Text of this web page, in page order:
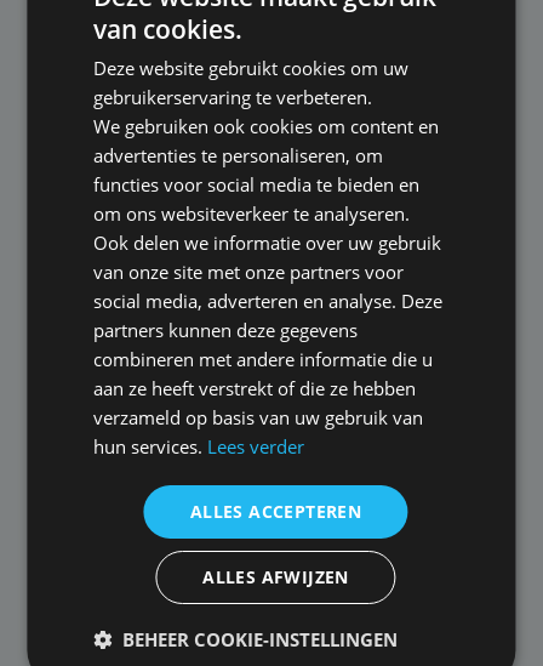
Verzekeraars BAV
Bij het maken van de offerte voor uw
beroepsaansprakelijk­heids­verzekering maken we een
onafhankelijke vergelijking van de mogelijkheden die
door de BAV verzekeraars waar we mee samenwerken
worden aangeboden.
Chubb Insurance
HDI Global Specialty SE
van cookies.
Deze website gebruikt cookies om uw
gebruikerservaring te verbeteren.
We gebruiken ook cookies om content en
advertenties te personaliseren, om
functies voor social media te bieden en
om ons websiteverkeer te analyseren.
Ook delen we informatie over uw gebruik
van onze site met onze partners voor
social media, adverteren en analyse. Deze
partners kunnen deze gegevens
combineren met andere informatie die u
aan ze heeft verstrekt of die ze hebben
verzameld op basis van uw gebruik van
hun services. Lees verder
ALLES ACCEPTEREN
ALLES AFWIJZEN
BEHEER COOKIE-INSTELLINGEN